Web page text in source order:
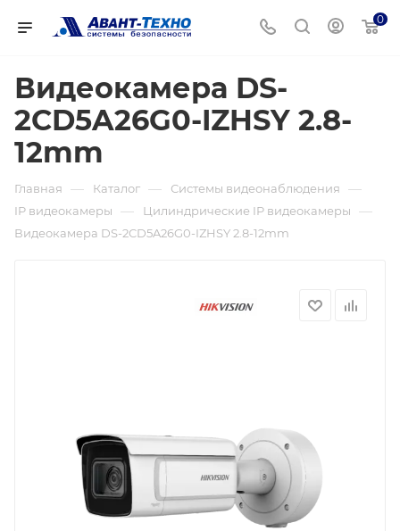
0
Видеокамера DS-
2CD5A26G0-IZHSY 2.8-
12mm
Главная — Каталог — Системы видеонаблюдения —
IP видеокамеры — Цилиндрические IP видеокамеры —
Видеокамера DS-2CD5A26G0-IZHSY 2.8-12mm